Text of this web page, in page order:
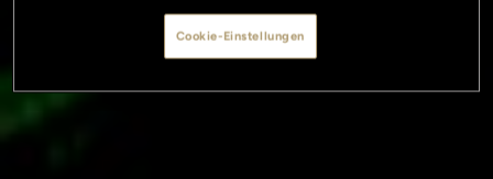
Cookie-Einstellungen